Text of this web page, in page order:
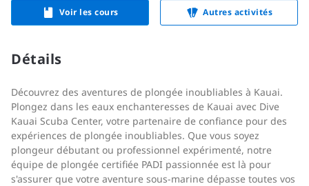
Voir les cours Autres activités
Détails
Découvrez des aventures de plongée inoubliables à Kauai.
Plongez dans les eaux enchanteresses de Kauai avec Dive
Kauai Scuba Center, votre partenaire de confiance pour des
expériences de plongée inoubliables. Que vous soyez
plongeur débutant ou professionnel expérimenté, notre
équipe de plongée certifiée PADI passionnée est là pour
s'assurer que votre aventure sous-marine dépasse toutes vos